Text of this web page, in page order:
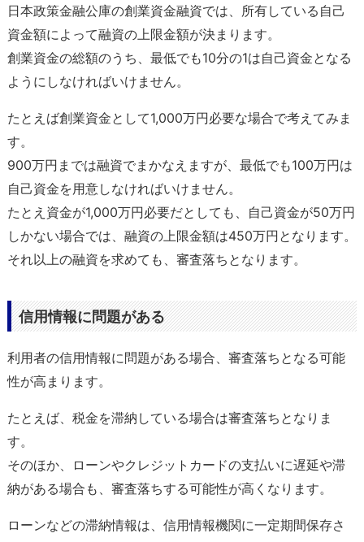
日本政策金融公庫の創業資金融資では、所有している自己
資金額によって融資の上限金額が決まります。
創業資金の総額のうち、最低でも10分の1は自己資金となる
ようにしなければいけません。
たとえば創業資金として1,000万円必要な場合で考えてみま
す。
900万円までは融資でまかなえますが、最低でも100万円は
自己資金を用意しなければいけません。
たとえ資金が1,000万円必要だとしても、自己資金が50万円
しかない場合では、融資の上限金額は450万円となります。
それ以上の融資を求めても、審査落ちとなります。
信用情報に問題がある
利用者の信用情報に問題がある場合、審査落ちとなる可能
性が高まります。
たとえば、税金を滞納している場合は審査落ちとなりま
す。
そのほか、ローンやクレジットカードの支払いに遅延や滞
納がある場合も、審査落ちする可能性が高くなります。
ローンなどの滞納情報は、信用情報機関に一定期間保存さ